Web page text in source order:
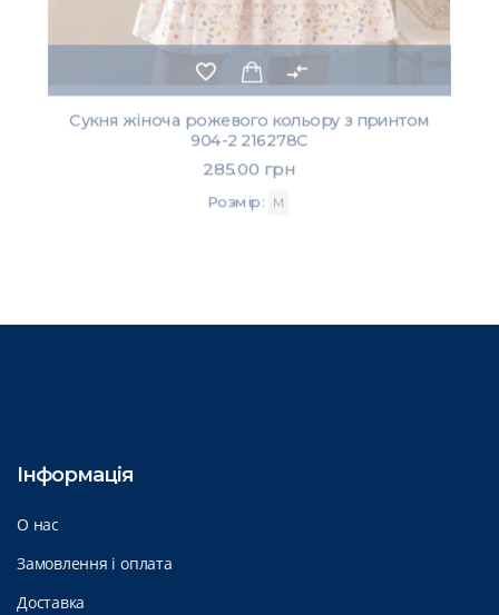
favorite_border compare_arrows
Сукня жіноча рожевого кольору з принтом
904-2 216278C
285.00 грн
Розмір: M
Інформація
О нас
Замовлення і оплата
Доставка